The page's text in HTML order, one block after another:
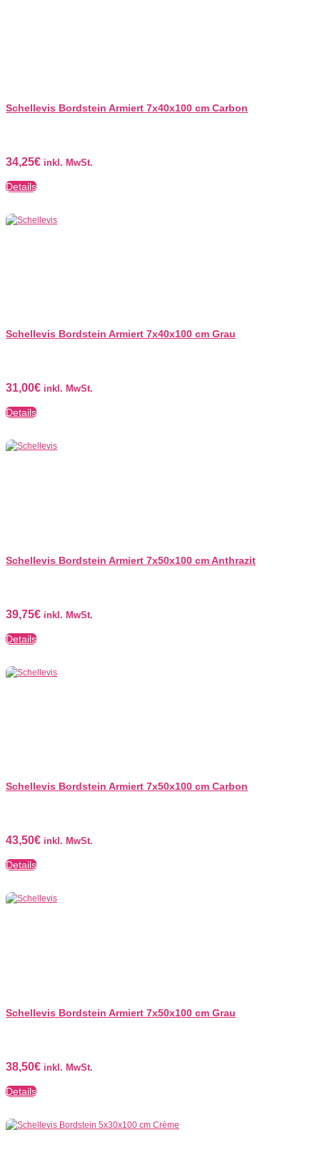
Schellevis Bordstein Armiert 7x40x100 cm Carbon
34,25€ inkl. MwSt.
Details
Schellevis Bordstein Armiert 7x40x100 cm Grau
31,00€ inkl. MwSt.
Details
Schellevis Bordstein Armiert 7x50x100 cm Anthrazit
39,75€ inkl. MwSt.
Details
Schellevis Bordstein Armiert 7x50x100 cm Carbon
43,50€ inkl. MwSt.
Details
Schellevis Bordstein Armiert 7x50x100 cm Grau
38,50€ inkl. MwSt.
Details